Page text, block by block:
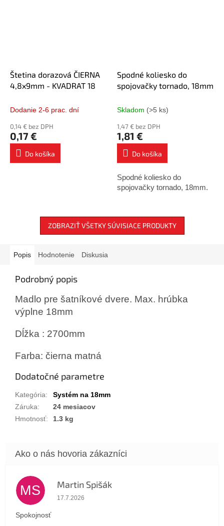
Štetina dorazová ČIERNA
4,8x9mm - KVADRAT 18
Dodanie 2-6 prac. dní
0,14 € bez DPH
0,17 €
Do košíka
Spodné koliesko do
spojovačky tornado, 18mm
Skladom (>5 ks)
1,47 € bez DPH
1,81 €
Do košíka
Spodné koliesko do
spojovačky tornado, 18mm.
ZOBRAZIŤ VŠETKY SÚVISIACE PRODUKTY
Popis Hodnotenie Diskusia
Podrobný popis
Madlo pre šatníkové dvere. Max. hrúbka
výplne 18mm
Dĺžka : 2700mm
Farba: čierna matná
Dodatočné parametre
Kategória:
Systém na 18mm
Záruka:
24 mesiacov
Hmotnosť: 1.3 kg
MS Martin Spišák
Hodnotenie obchodu je 5 z 5 hviezdičiek.
17.7.2026
Spokojnosť